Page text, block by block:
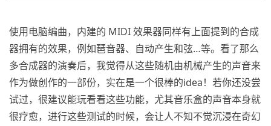
使用电脑编曲，内建的 MIDI 效果器同样有上面提到的合成
器拥有的效果，例如琶音器、自动产生和弦…等。看了那么
多合成器的演奏后，我觉得从这些随机由机械产生的声音来
作为做创作的一部份，实在是一个很棒的idea！若你还没尝
试过，很建议能玩看看这些功能，尤其音乐盒的声音本身就
很疗愈，进行这些测试的时候，会让人不知不觉沉浸在奇幻